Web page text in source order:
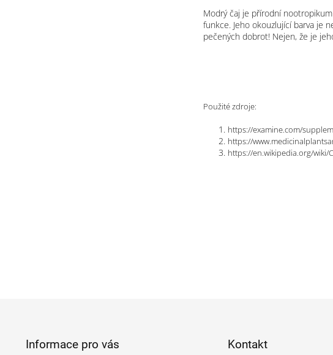
Modrý čaj je přírodní
funkce. Jeho okouzlující barva je
pečených dobrot! Nejen, že je
Použité zdroje:
https://examine.com/
https://
https://en.wikipedia.org/wiki/
Informace pro vás Kontakt